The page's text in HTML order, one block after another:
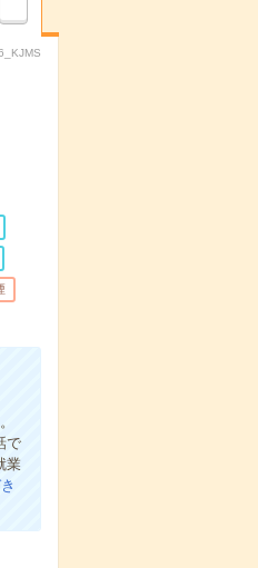
で
業